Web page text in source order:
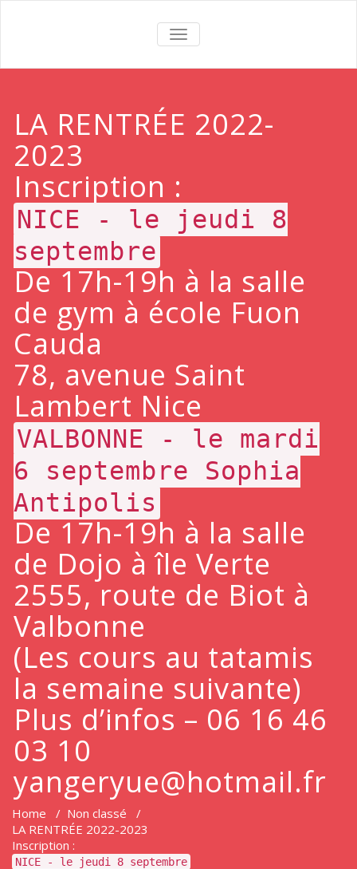
TOGGLE
NAVIGATION
LA RENTRÉE 2022-
2023
Inscription :
NICE - le jeudi 8
septembre
De 17h-19h à la salle
de gym à école Fuon
Cauda
78, avenue Saint
Lambert Nice
VALBONNE - le mardi
6 septembre Sophia
Antipolis
De 17h-19h à la salle
de Dojo à île Verte
2555, route de Biot à
Valbonne
(Les cours au tatamis
la semaine suivante)
Plus d’infos – 06 16 46
03 10
yangeryue@hotmail.fr
Home / Non classé /
LA RENTRÉE 2022-2023
Inscription :
NICE - le jeudi 8 septembre